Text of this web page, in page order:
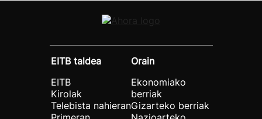
EITB taldea
EITB
Kirolak
Telebista nahieran
Orain
Ekonomiako
berriak
Gizarteko berriak